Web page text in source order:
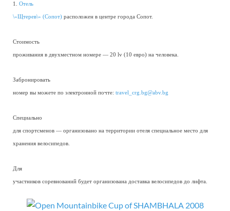
1. Отель
\»Щтерев\» (Сопот) расположен в центре города Сопот.
Стоимость
проживания в двухместном номере — 20 lv (10 евро) на человека.
Забронировать
номер вы можете по электронной почте: travel_crg.bg@abv.bg
Специально
для спортсменов — организовано на территории отеля специальное место для
хранения велосипедов.
Для
участников соревнований будет организована доставка велосипедов до лифта.